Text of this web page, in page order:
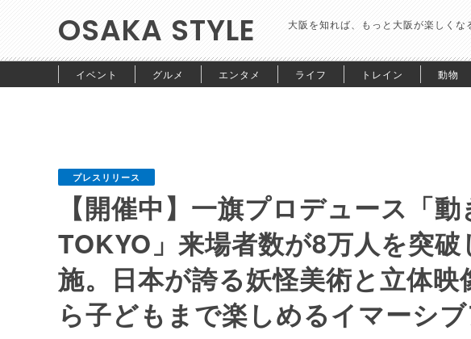
OSAKA STYLE 大阪を知れば、もっと大阪が楽しくな
イベント グルメ エンタメ ライフ トレイン 動物
プレスリリース
【開催中】一旗プロデュース「
TOKYO」来場者数が8万人を突
施。日本が誇る妖怪美術と立体
ら子どもまで楽しめるイマーシ